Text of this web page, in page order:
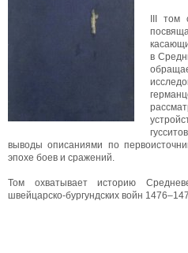
III том
в
выводы описаниями по
эпохе боев и сражений.
Том охватывает историю
швейцарско-бургундских войн